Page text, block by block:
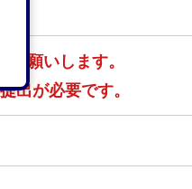
願いします。
出が必要です。